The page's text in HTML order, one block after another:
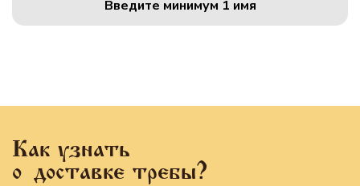
Введите минимум 1 имя
Как узнать
о доставке требы?